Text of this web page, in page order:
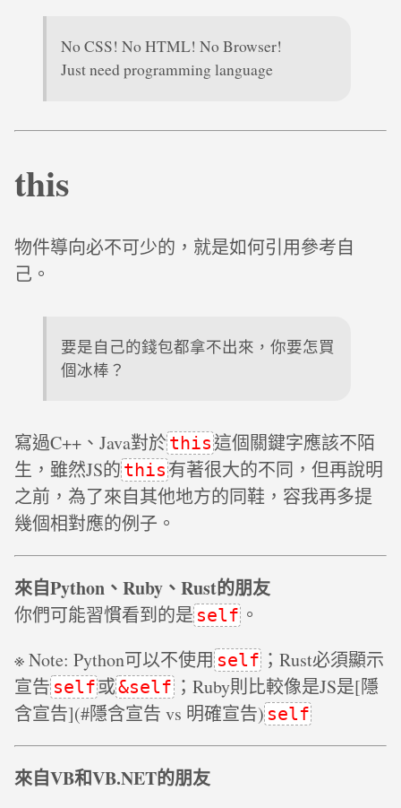
No CSS! No HTML! No Browser!
Just need programming language
this
物件導向必不可少的，就是如何引用參考自
己。
要是自己的錢包都拿不出來，你要怎買
個冰棒？
寫過C++、Java對於this 這個關鍵字應該不陌
生，雖然JS的 this 有著很大的不同，但再說明
之前，為了來自其他地方的同鞋，容我再多提
幾個相對應的例子。
來自Python、Ruby、Rust的朋友
你們可能習慣看到的是 self 。
※ Note: Python可以不使用 self ；Rust必須顯示
宣告 self或&self；Ruby則比較像是JS是[隱
含宣告](#隱含宣告 vs 明確宣告) self
來自VB和VB.NET的朋友